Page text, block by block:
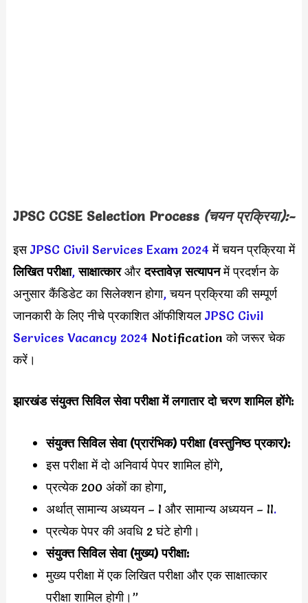
JPSC CCSE Selection Process (चयन प्रक्रिया):-
इसJPSC Civil Services Exam 2024 में चयन प्रक्रिया में
लिखित परीक्षा, साक्षात्कार औरदस्तावेज़ सत्यापन में प्रदर्शन के
अनुसार कैंडिडेट का सिलेक्शन होगा, चयन प्रक्रिया की सम्पूर्ण
जानकारी के लिए नीचे प्रकाशित ऑफीशियल JPSC Civil
Services Vacancy 2024 Notification को जरूर चेक
करें।
झारखंड संयुक्त सिविल सेवा परीक्षा में लगातार दो चरण शामिल होंगे:
संयुक्त सिविल सेवा (प्रारंभिक) परीक्षा (वस्तुनिष्ठ प्रकार):
इस परीक्षा में दो अनिवार्य पेपर शामिल होंगे,
प्रत्येक 200 अंकों का होगा,
अर्थात् सामान्य अध्ययन – I और सामान्य अध्ययन – II.
प्रत्येक पेपर की अवधि 2 घंटे होगी।
संयुक्त सिविल सेवा (मुख्य) परीक्षा:
मुख्य परीक्षा में एक लिखित परीक्षा और एक साक्षात्कार
परीक्षा शामिल होगी।”